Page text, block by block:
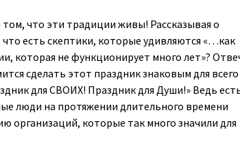
что эти традиции живы! Рассказывая о
есть скептики, которые удивляются «…как
которая не функционирует много лет»?
сделать этот праздник знаковым для всего
для СВОИХ! Праздник для Души!» Ведь
люди на протяжении длительного времени
которые так много значили для